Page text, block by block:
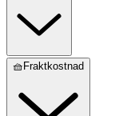
🧺Fraktkostnad